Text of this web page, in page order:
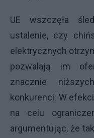
UE wszczęła
ustalenie, czy
elektrycznych
pozwalają im
znacznie
konkurenci. W
na celu
argumentując, że